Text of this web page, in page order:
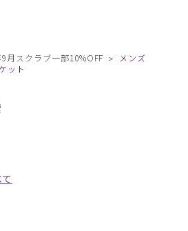
月スクラブ一部10%OFF
メンズ
ット